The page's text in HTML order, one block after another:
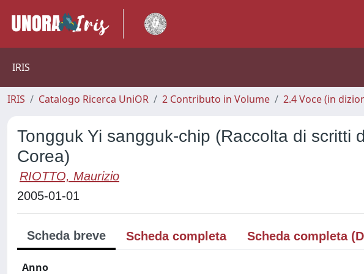
IRIS
IRIS Catalogo Ricerca UniOR 2 Contributo in Volume 2.4 Voce (in
Tongguk Yi sangguk-chip (Raccolta di scritti
Corea)
RIOTTO, Maurizio
2005-01-01
Scheda breve Scheda completa Scheda completa
Anno